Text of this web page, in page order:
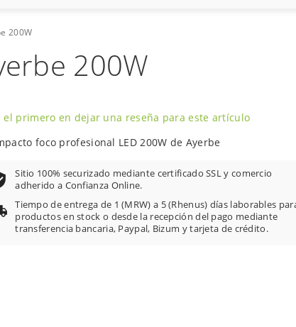
200W
200W
el primero en dejar una reseña para este artículo
foco profesional LED 200W de Ayerbe
Sitio 100% securizado mediante certificado SSL y comercio
adherido a Confianza Online.
Tiempo de entrega de 1 (MRW) a 5 (Rhenus) días laborables
productos en stock o desde la recepción del pago mediante
transferencia bancaria, Paypal, Bizum y tarjeta de crédito.